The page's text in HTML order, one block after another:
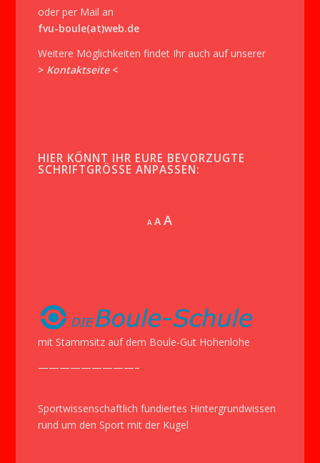
oder per Mail an
fvu-boule(at)web.de
Weitere Möglichkeiten findet Ihr auch auf unserer
> Kontaktseite <
HIER KÖNNT IHR EURE BEVORZUGTE
SCHRIFTGRÖSSE ANPASSEN:
A Decrease
AReset
AIncrease
mit Stammsitz auf dem Boule-Gut Hohenlohe
—————————–
Sportwissenschaftlich fundiertes Hintergrundwissen
rund um den Sport mit der Kugel